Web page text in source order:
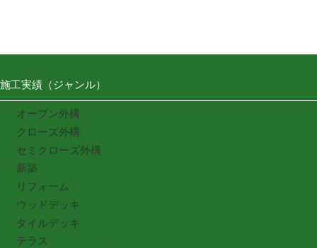
施工実績（ジャンル）
オープン外構
クローズ外構
セミクローズ外構
新築
リフォーム
ウッドデッキ
タイルデッキ
テラス